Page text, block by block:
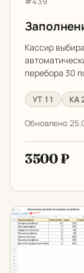
Кассир
перебора 30
УТ 11 КА
Обновлено
3500 ₽
Заполнение